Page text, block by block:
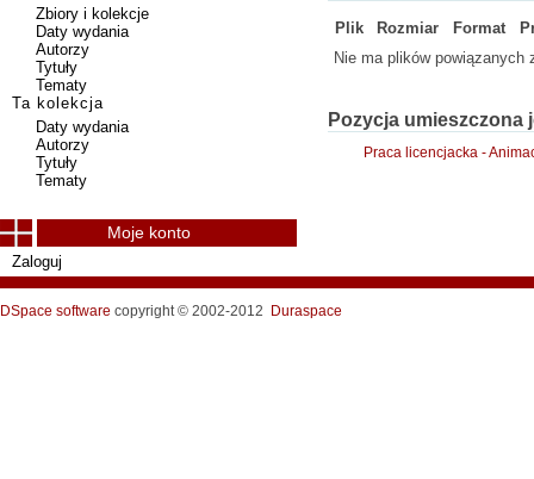
Plik Rozmiar Format
Nie ma plików powiązanych
Pozycja
Praca licencjacka -
Zbiory i kolekcje
Daty wydania
Autorzy
Tytuły
Tematy
Ta kolekcja
Daty wydania
Autorzy
Tytuły
Tematy
Moje konto
Zaloguj
DSpace software copyright © 2002-2012 Duraspace